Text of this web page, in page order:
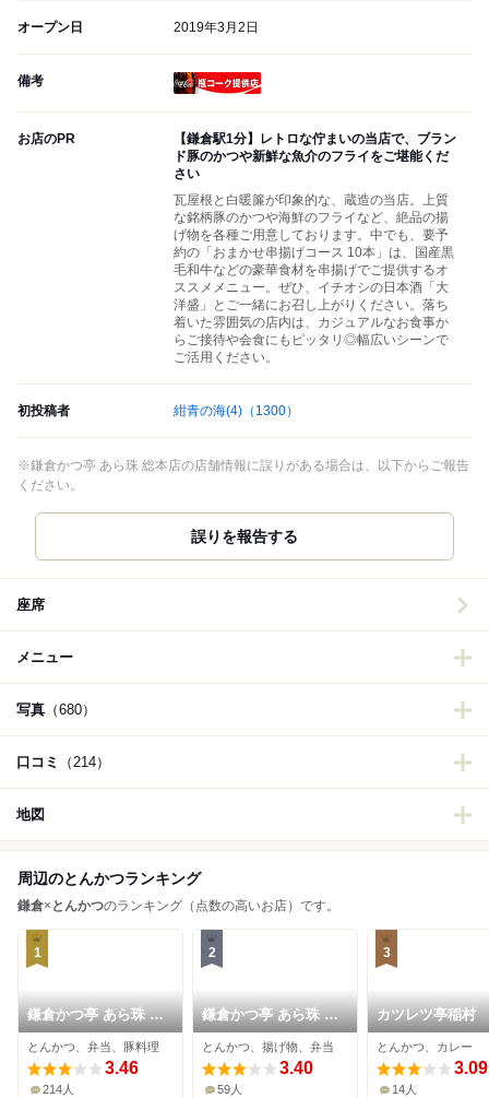
オープン日 2019年3月2日
備考
お店のPR
【鎌倉駅1分】レトロな佇まいの当店で、ブラン
ド豚のかつや新鮮な魚介のフライをご堪能くだ
さい
瓦屋根と白暖簾が印象的な、蔵造の当店。上質
な銘柄豚のかつや海鮮のフライなど、絶品の揚
げ物を各種ご用意しております。中でも、要予
約の「おまかせ串揚げコース 10本」は、国産黒
毛和牛などの豪華食材を串揚げでご提供するオ
ススメメニュー。ぜひ、イチオシの日本酒「大
洋盛」とご一緒にお召し上がりください。落ち
着いた雰囲気の店内は、カジュアルなお食事か
らご接待や会食にもピッタリ◎幅広いシーンで
ご活用ください。
初投稿者 紺青の海(4) （1300）
※鎌倉かつ亭 あら珠 総本店の店舗情報に誤りがある場合は、以下からご報告
ください。
誤りを報告する
座席
メニュー
写真 （680）
口コミ （214）
地図
周辺のとんかつランキング
鎌倉× とんかつのランキング（点数の高いお店）です。
1
鎌倉かつ亭 あら珠 総
本店
とんかつ、弁当、豚料理
3.46
214人
2
鎌倉かつ亭 あら珠 十
二所店
とんかつ、揚げ物、弁当
3.40
59人
3
カツレツ亭稲村
とんかつ、カレー
3.09
14人